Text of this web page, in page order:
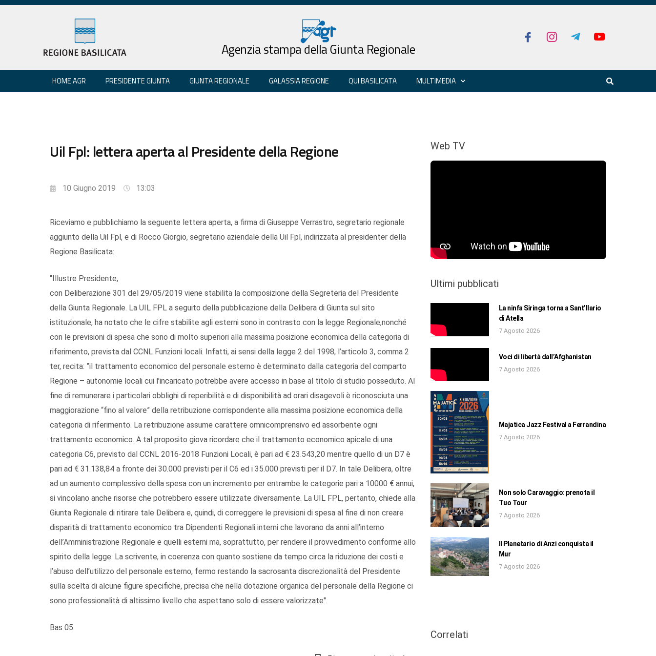
Agenzia stampa della Giunta Regionale
HOME AGR PRESIDENTE GIUNTA GIUNTA REGIONALE GALASSIA REGIONE QUI BASILICATA MULTIMEDIA
Uil Fpl: lettera aperta al Presidente della Regione
10 Giugno 2019 13:03
Riceviamo e pubblichiamo la seguente lettera aperta, a firma di Giuseppe Verrastro, segretario regionale
aggiunto della Uil Fpl, e di Rocco Giorgio, segretario aziendale della Uil Fpl, indirizzata al presidenter della
Regione Basilicata:
"Illustre Presidente,
con Deliberazione 301 del 29/05/2019 viene stabilita la composizione della Segreteria del Presidente
della Giunta Regionale. La UIL FPL a seguito della pubblicazione della Delibera di Giunta sul sito
istituzionale, ha notato che le cifre stabilite agli esterni sono in contrasto con la legge Regionale,nonché
con le previsioni di spesa che sono di molto superiori alla massima posizione economica della categoria di
riferimento, prevista dal CCNL Funzioni locali. Infatti, ai sensi della legge 2 del 1998, l’articolo 3, comma 2
ter, recita: ”il trattamento economico del personale esterno è determinato dalla categoria del comparto
Regione – autonomie locali cui l’incaricato potrebbe avere accesso in base al titolo di studio posseduto. Al
fine di remunerare i particolari obblighi di reperibilità e di disponibilità ad orari disagevoli è riconosciuta una
maggiorazione “fino al valore” della retribuzione corrispondente alla massima posizione economica della
categoria di riferimento. La retribuzione assume carattere omnicomprensivo ed assorbente ogni
trattamento economico. A tal proposito giova ricordare che il trattamento economico apicale di una
categoria C6, previsto dal CCNL 2016-2018 Funzioni Locali, è pari ad € 23.543,20 mentre quello di un D7 è
pari ad € 31.138,84 a fronte dei 30.000 previsti per il C6 ed i 35.000 previsti per il D7. In tale Delibera, oltre
ad un aumento complessivo della spesa con un incremento per entrambe le categorie pari a 10000 € annui,
si vincolano anche risorse che potrebbero essere utilizzate diversamente. La UIL FPL, pertanto, chiede alla
Giunta Regionale di ritirare tale Delibera e, quindi, di correggere le previsioni di spesa al fine di non creare
disparità di trattamento economico tra Dipendenti Regionali interni che lavorano da anni all’interno
dell’Amministrazione Regionale e quelli esterni ma, soprattutto, per rendere il provvedimento conforme allo
spirito della legge. La scrivente, in coerenza con quanto sostiene da tempo circa la riduzione dei costi e
l’abuso dell’utilizzo del personale esterno, fermo restando la sacrosanta discrezionalità del Presidente
sulla scelta di alcune figure specifiche, precisa che nella dotazione organica del personale della Regione ci
sono professionalità di altissimo livello che aspettano solo di essere valorizzate".
Bas 05
Web TV
Ultimi pubblicati
La ninfa Siringa torna a Sant’Ilario
di Atella
7 Agosto 2026
Voci di libertà dall’Afghanistan
7 Agosto 2026
Majatica Jazz Festival a Ferrandina
7 Agosto 2026
Non solo Caravaggio: prenota il
Tuo Tour
7 Agosto 2026
Il Planetario di Anzi conquista il
Mur
7 Agosto 2026
Correlati